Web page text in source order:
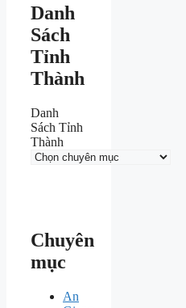
Danh
Sách
Tỉnh
Thành
Danh
Sách Tỉnh
Thành
Chuyên
mục
An